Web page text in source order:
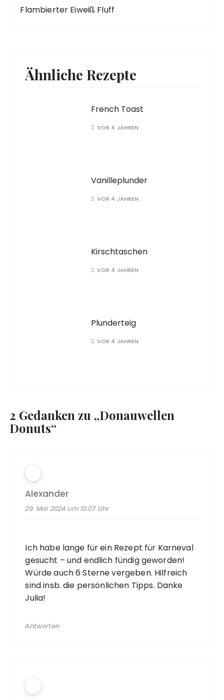
Flambierter Eiweiß Fluff
Ähnliche Rezepte
French Toast
VOR 4 JAHREN
Vanilleplunder
VOR 4 JAHREN
Kirschtaschen
VOR 4 JAHREN
Plunderteig
VOR 4 JAHREN
2 Gedanken zu „Donauwellen
Donuts“
Alexander
29. Mai 2024 um 10:07 Uhr
Ich habe lange für ein Rezept für Karneval
gesucht – und endlich fündig geworden!
Würde auch 6 Sterne vergeben. Hilfreich
sind insb. die persönlichen Tipps. Danke
Julia!
Antworten